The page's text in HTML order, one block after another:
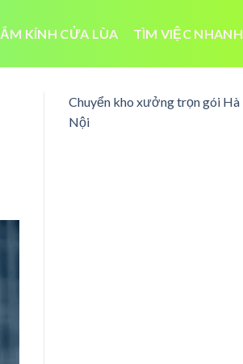
KÍNH CỬA LÙA TÌM VIỆC NHANH
Chuyển kho xưởng trọn gói Hà
Nội